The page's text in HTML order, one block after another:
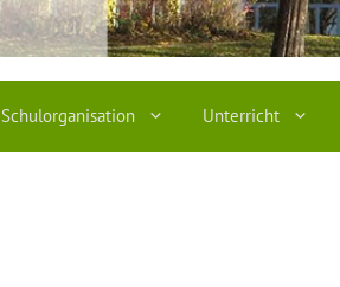
Schulorganisation Unterricht